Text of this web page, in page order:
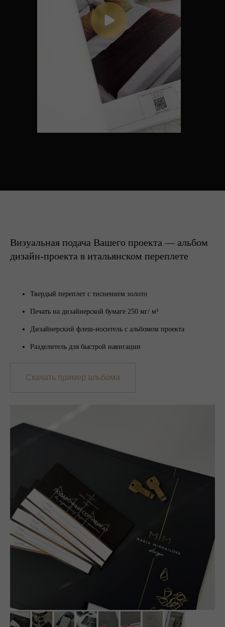
Визуальная подача Вашего проекта — альбом
дизайн-проекта в итальянском переплете
Твердый переплет с тиснением золото
Печать на дизайнерской бумаге 250 мг/ м³
Дизайнерский флеш-носитель с альбомом проекта
Разделитель для быстрой навигации
Скачать пример альбома